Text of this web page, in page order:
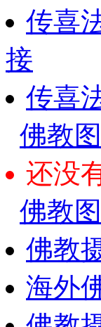
传喜
接
传喜
佛教
还没
佛教
佛教
海外